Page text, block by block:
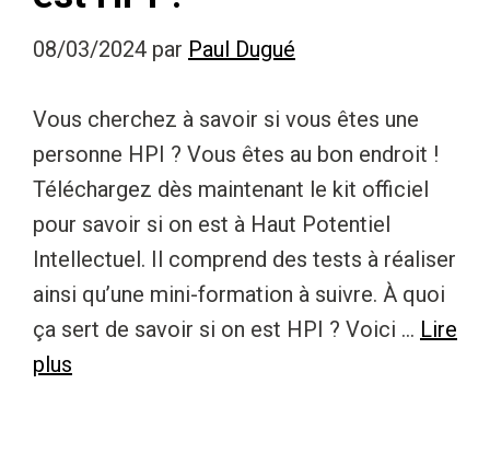
08/03/2024 par Paul Dugué
Vous cherchez à savoir si vous êtes une
personne HPI ? Vous êtes au bon endroit !
Téléchargez dès maintenant le kit officiel
pour savoir si on est à Haut Potentiel
Intellectuel. Il comprend des tests à réaliser
ainsi qu’une mini-formation à suivre. À quoi
ça sert de savoir si on est HPI ? Voici … Lire
plus